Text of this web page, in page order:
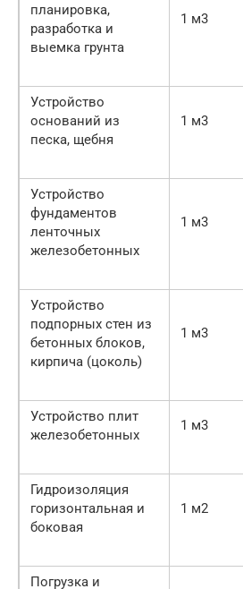
планировка,
разработка и
выемка грунта
1 м3
Устройство
оснований из
песка, щебня
1 м3
Устройство
фундаментов
ленточных
железобетонных
1 м3
Устройство
подпорных стен из
бетонных блоков,
кирпича (цоколь)
1 м3
Устройство плит
железобетонных
1 м3
Гидроизоляция
горизонтальная и
боковая
1 м2
Погрузка и